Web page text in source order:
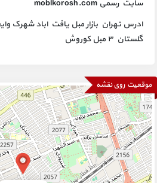
سایت رسمی moblkorosh.com
ادرس تهران بازار مبل یافت اباد شهرک
گلستان ۳ مبل کوروش
موقعیت روی نقشه